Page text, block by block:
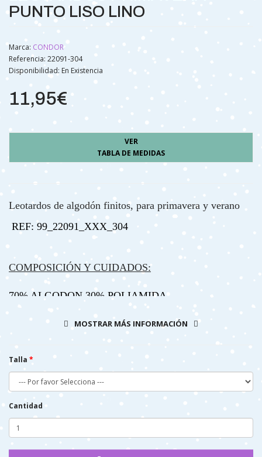
PUNTO LISO LINO
Marca: CONDOR
Referencia: 22091-304
Disponibilidad: En Existencia
11,95€
VER
TABLA DE MEDIDAS
Leotardos de algodón finitos, para primavera y verano
REF: 99_22091_XXX_304
COMPOSICIÓN Y CUIDADOS:
70% ALGODON 30% POLIAMIDA
- LAVAR A MAQUINA, (AGUA 40º MAX)
- NO PLANCHARMOSTRAR MÁS INFORMACIÓN
Talla
Cantidad